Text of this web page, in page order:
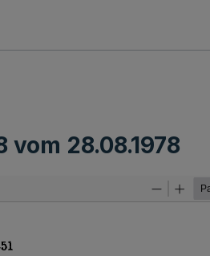
vom 28.08.1978